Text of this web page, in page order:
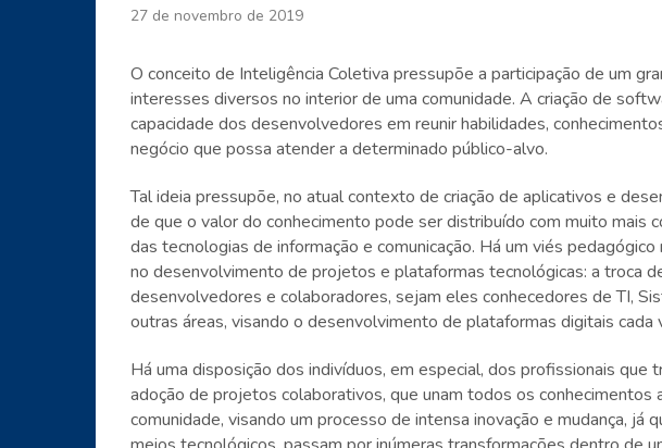
27 de novembro de 2019
O conceito de Inteligência Coletiva pressupõe a participação de um
interesses diversos no interior de uma comunidade. A criação de
capacidade dos desenvolvedores em reunir habilidades,
negócio que possa atender a determinado público-alvo.
Tal ideia pressupõe, no atual contexto de criação de aplicativos e
de que o valor do conhecimento pode ser distribuído com muito mais
das tecnologias de informação e comunicação. Há um viés
no desenvolvimento de projetos e plataformas tecnológicas: a troca
desenvolvedores e colaboradores, sejam eles conhecedores de TI,
outras áreas, visando o desenvolvimento de plataformas digitais cada
Há uma disposição dos indivíduos, em especial, dos profissionais que
adoção de projetos colaborativos, que unam todos os
comunidade, visando um processo de intensa inovação e mudança, já